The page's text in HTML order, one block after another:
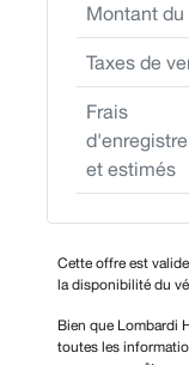
Montant du
Taxes de
Frais
et estimés
Cette offre est
la disponibilité du
Bien que Lombardi
toutes les